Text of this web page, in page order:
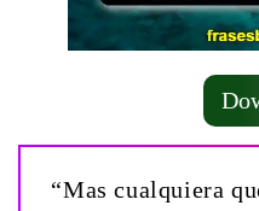
“Mas cualquiera